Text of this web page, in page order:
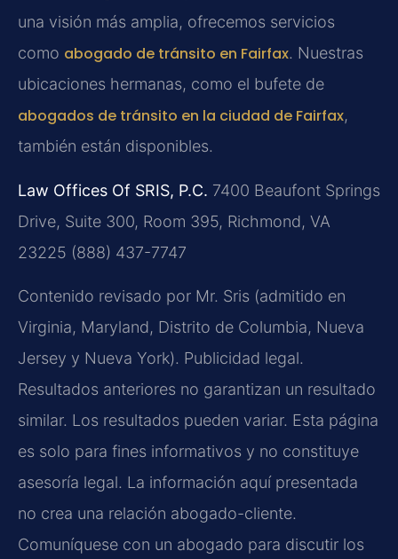
una visión más amplia, ofrecemos servicios
como abogado de tránsito en Fairfax. Nuestras
ubicaciones hermanas, como el bufete de
abogados de tránsito en la ciudad de Fairfax,
también están disponibles.
Law Offices Of SRIS, P.C. 7400 Beaufont Springs
Drive, Suite 300, Room 395, Richmond, VA
23225 (888) 437-7747
Contenido revisado por Mr. Sris (admitido en
Virginia, Maryland, Distrito de Columbia, Nueva
Jersey y Nueva York). Publicidad legal.
Resultados anteriores no garantizan un resultado
similar. Los resultados pueden variar. Esta página
es solo para fines informativos y no constituye
asesoría legal. La información aquí presentada
no crea una relación abogado-cliente.
Comuníquese con un abogado para discutir los